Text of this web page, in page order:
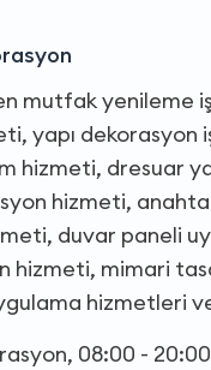
mutfak yenileme
yapı dekorasyon
hizmeti, dresuar
hizmeti,
duvar paneli
hizmeti, mimari
hizmetleri
08:00 -